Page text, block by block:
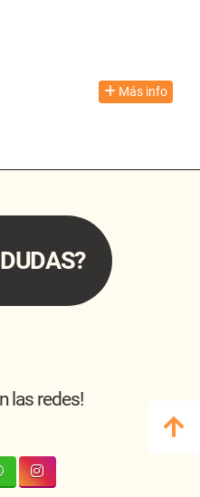
Más info
las redes!